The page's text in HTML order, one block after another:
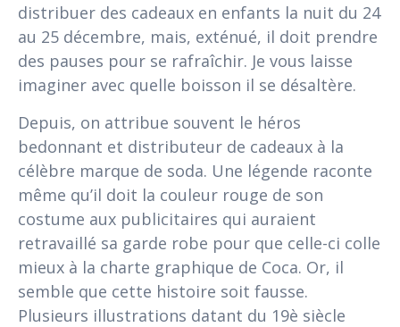
distribuer des cadeaux en enfants la nuit du 24
au 25 décembre, mais, exténué, il doit prendre
des pauses pour se rafraîchir. Je vous laisse
imaginer avec quelle boisson il se désaltère.
Depuis, on attribue souvent le héros
bedonnant et distributeur de cadeaux à la
célèbre marque de soda. Une légende raconte
même qu’il doit la couleur rouge de son
costume aux publicitaires qui auraient
retravaillé sa garde robe pour que celle-ci colle
mieux à la charte graphique de Coca. Or, il
semble que cette histoire soit fausse.
Plusieurs illustrations datant du 19è siècle